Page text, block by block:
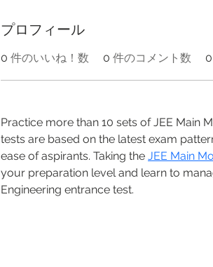
プロフィール
0 件のいいね！数 0 件のコメント数 0
Practice more than 10 sets of JEE Main
tests are based on the latest exam
ease of aspirants. Taking the JEE Main
your preparation level and learn to
Engineering entrance test.